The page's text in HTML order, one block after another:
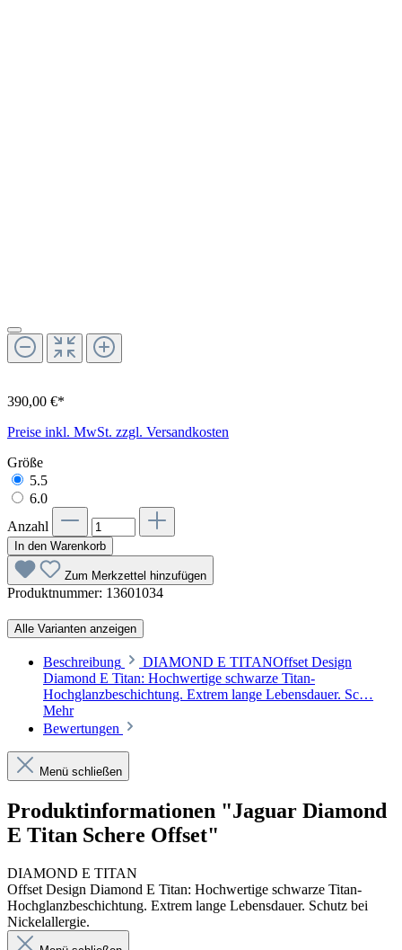
390,00 €*
Preise inkl. MwSt. zzgl. Versandkosten
Größe
5.5
6.0
Anzahl
In den Warenkorb
Zum Merkzettel hinzufügen
Produktnummer: 13601034
Alle Varianten anzeigen
Beschreibung
DIAMOND E TITANOffset Design
Diamond E Titan: Hochwertige schwarze Titan-
Hochglanzbeschichtung. Extrem lange Lebensdauer. Sc…
Mehr
Bewertungen
Menü schließen
Produktinformationen "Jaguar Diamond
E Titan Schere Offset"
DIAMOND E TITAN
Offset Design Diamond E Titan: Hochwertige schwarze Titan-
Hochglanzbeschichtung. Extrem lange Lebensdauer. Schutz bei
Nickelallergie.